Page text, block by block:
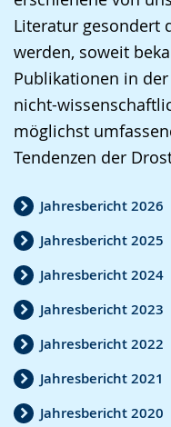
Literatur gesondert
werden, soweit
Publikationen in
nicht-
möglichst
Tendenzen der
Jahresbericht 2026
Jahresbericht 2025
Jahresbericht 2024
Jahresbericht 2023
Jahresbericht 2022
Jahresbericht 2021
Jahresbericht 2020
e
n
S
p
r
a
c
h
e
w
e
c
h
s
e
l
A
u
d
i
o
-
U
n
t
e
r
s
ü
t
z
n
D
e
u
t
s
c
h
e
r
G
e
b
ä
r
d